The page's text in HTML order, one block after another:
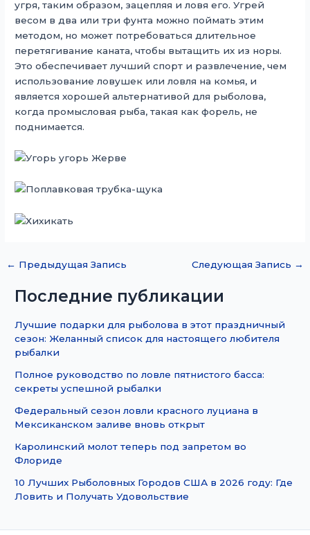
угря, таким образом, зацепляя и ловя его. Угрей
весом в два или три фунта можно поймать этим
методом, но может потребоваться длительное
перетягивание каната, чтобы вытащить их из норы.
Это обеспечивает лучший спорт и развлечение, чем
использование ловушек или ловля на комья, и
является хорошей альтернативой для рыболова,
когда промысловая рыба, такая как форель, не
поднимается.
← Предыдущая Запись Следующая Запись →
Последние публикации
Лучшие подарки для рыболова в этот праздничный
сезон: Желанный список для настоящего любителя
рыбалки
Полное руководство по ловле пятнистого басса:
секреты успешной рыбалки
Федеральный сезон ловли красного луциана в
Мексиканском заливе вновь открыт
Каролинский молот теперь под запретом во
Флориде
10 Лучших Рыболовных Городов США в 2026 году: Где
Ловить и Получать Удовольствие